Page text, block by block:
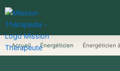
Aller
au
contenu
Accueil › Énergéticien Énergéticien